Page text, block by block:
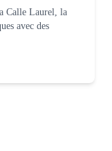
Calle Laurel, la
avec des